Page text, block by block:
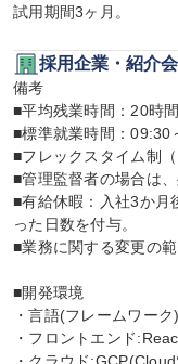
試用期間3ヶ月。
採用企業・紹介
備考
■平均残業時間：20時
■標準就業時間：09:30
■フレックスタイム制
■管理監督者の場合は
■有給休暇：入社3か月
った日数を付与。
■業務に関する変更の
■開発環境
・言語(フレームワー
・フロントエンド